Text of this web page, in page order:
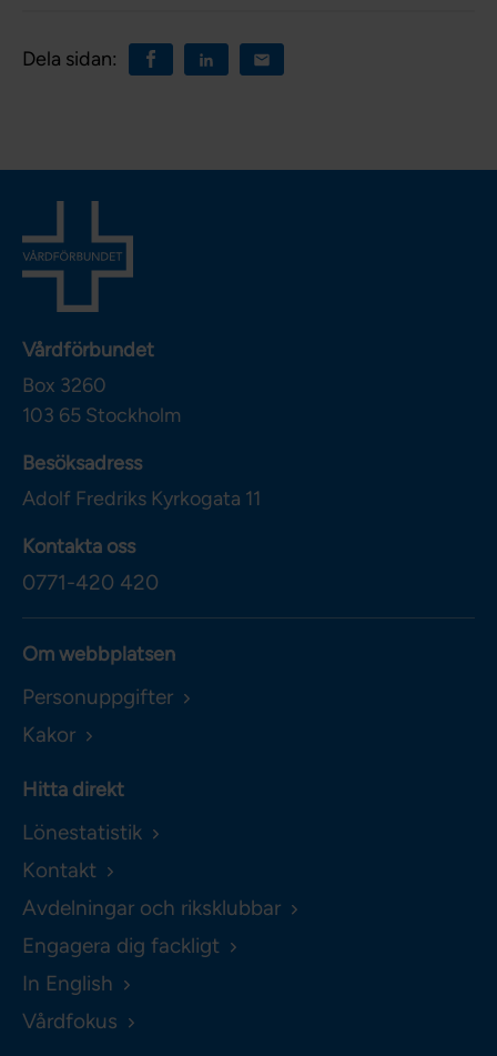
Dela sidan:
Vårdförbundet
Box 3260
103 65 Stockholm
Besöksadress
Adolf Fredriks Kyrkogata 11
Kontakta oss
0771-420 420
Om webbplatsen
Personuppgifter
Kakor
Hitta direkt
Lönestatistik
Kontakt
Avdelningar och riksklubbar
Engagera dig fackligt
In English
Vårdfokus